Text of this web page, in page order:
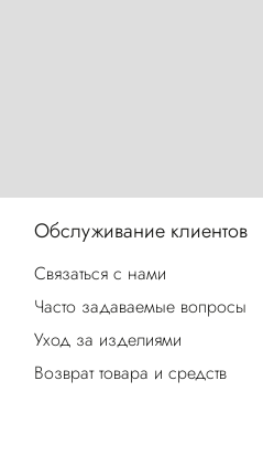
Обслуживание клиентов
Связаться с нами
Часто задаваемые вопросы
Уход за изделиями
Возврат товара и средств